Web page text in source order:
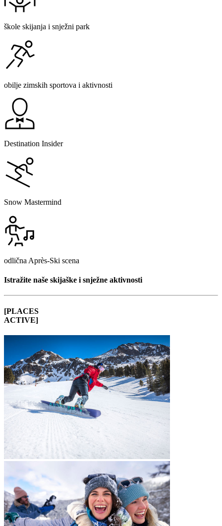
škole skijanja i snježni park
obilje zimskih sportova i aktivnosti
Destination Insider
Snow Mastermind
odlična Après-Ski scena
Istražite naše skijaške i snježne aktivnosti
[PLACES
ACTIVE]